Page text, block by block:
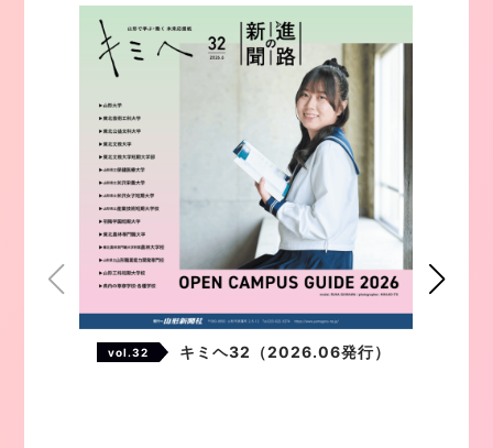
vol.32 キミヘ32（2026.06発行）